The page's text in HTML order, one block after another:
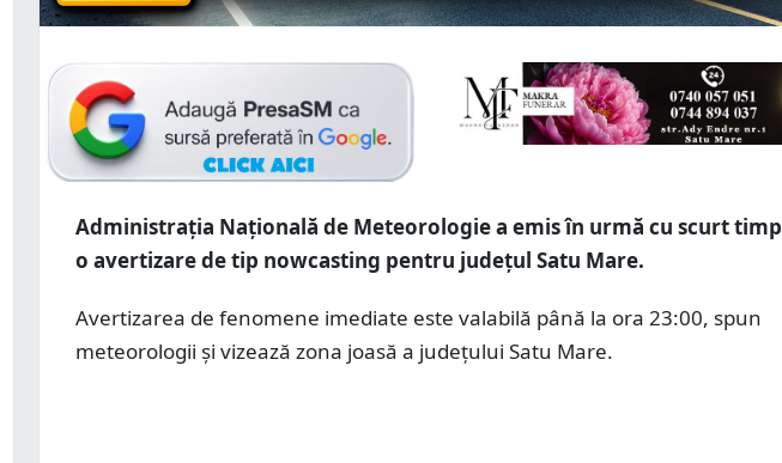
Administrația Națională de Meteorologie a emis în urmă cu scurt timp
o avertizare de tip nowcasting pentru județul Satu Mare.
Avertizarea de fenomene imediate este valabilă până la ora 23:00, spun
meteorologii și vizează zona joasă a județului Satu Mare.